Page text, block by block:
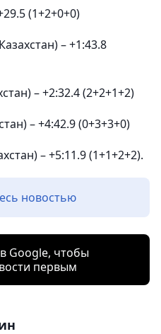
(1+2+0+0)
– +1:43.8
– +2:32.4 (2+2+1+2)
– +4:42.9 (0+3+3+0)
– +5:11.9 (1+1+2+2).
новостью
Google, чтобы
первым